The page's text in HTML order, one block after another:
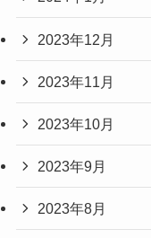
2023年12月
2023年11月
2023年10月
2023年9月
2023年8月